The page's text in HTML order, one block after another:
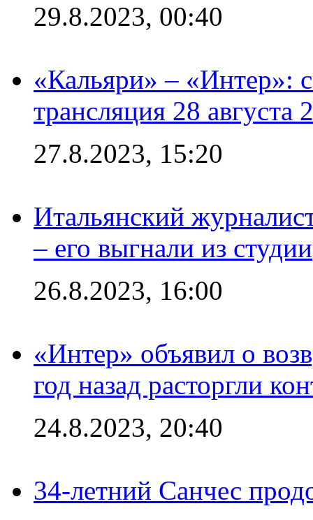
29.8.2023, 00:40
«Кальяри» – «Интер»:
трансляция 28 августа
27.8.2023, 15:20
Итальянский
– его выгнали из студии
26.8.2023, 16:00
«Интер» объявил о
год назад расторгли
24.8.2023, 20:40
34-летний Санчес